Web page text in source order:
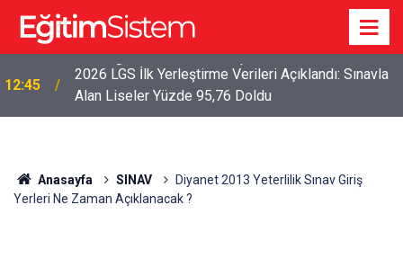
12:45
2026 LGS İlk Yerleştirme Verileri Açıklandı: Sınavla
Alan Liseler Yüzde 95,76 Doldu
Anasayfa SINAV
Diyanet 2013 Yeterlilik Sınav Giriş
Yerleri Ne Zaman Açıklanacak ?